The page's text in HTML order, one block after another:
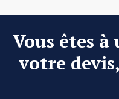
Vous êtes
votre